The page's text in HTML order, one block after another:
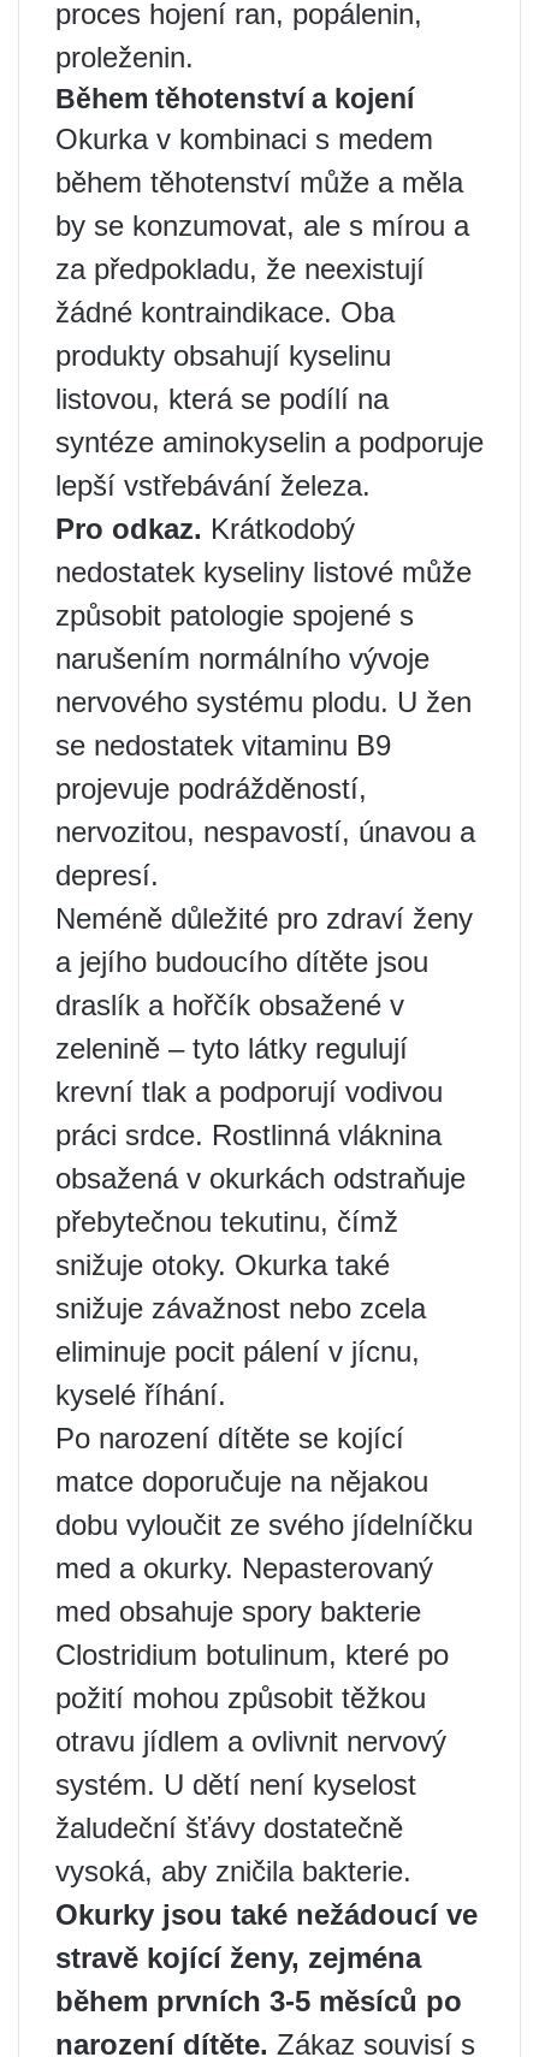
proces hojení ran, popálenin,
proleženin.
Během těhotenství a kojení
Okurka v kombinaci s medem
během těhotenství může a měla
by se konzumovat, ale s mírou a
za předpokladu, že neexistují
žádné kontraindikace. Oba
produkty obsahují kyselinu
listovou, která se podílí na
syntéze aminokyselin a podporuje
lepší vstřebávání železa.
Pro odkaz. Krátkodobý
nedostatek kyseliny listové může
způsobit patologie spojené s
narušením normálního vývoje
nervového systému plodu. U žen
se nedostatek vitaminu B9
projevuje podrážděností,
nervozitou, nespavostí, únavou a
depresí.
Neméně důležité pro zdraví ženy
a jejího budoucího dítěte jsou
draslík a hořčík obsažené v
zelenině – tyto látky regulují
krevní tlak a podporují vodivou
práci srdce. Rostlinná vláknina
obsažená v okurkách odstraňuje
přebytečnou tekutinu, čímž
snižuje otoky. Okurka také
snižuje závažnost nebo zcela
eliminuje pocit pálení v jícnu,
kyselé říhání.
Po narození dítěte se kojící
matce doporučuje na nějakou
dobu vyloučit ze svého jídelníčku
med a okurky. Nepasterovaný
med obsahuje spory bakterie
Clostridium botulinum, které po
požití mohou způsobit těžkou
otravu jídlem a ovlivnit nervový
systém. U dětí není kyselost
žaludeční šťávy dostatečně
vysoká, aby zničila bakterie.
Okurky jsou také nežádoucí ve
stravě kojící ženy, zejména
během prvních 3-5 měsíců po
narození dítěte. Zákaz souvisí s